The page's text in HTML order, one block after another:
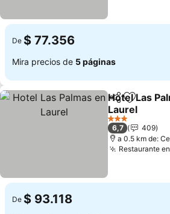
De $ 77.356
Mira precios de 5 páginas
Compartir
Agregar
Hotel Las
Laurel
Ver precios
3 Estrellas
6,7
409
a 0.5 km de:
Restaurante
De $ 93.118